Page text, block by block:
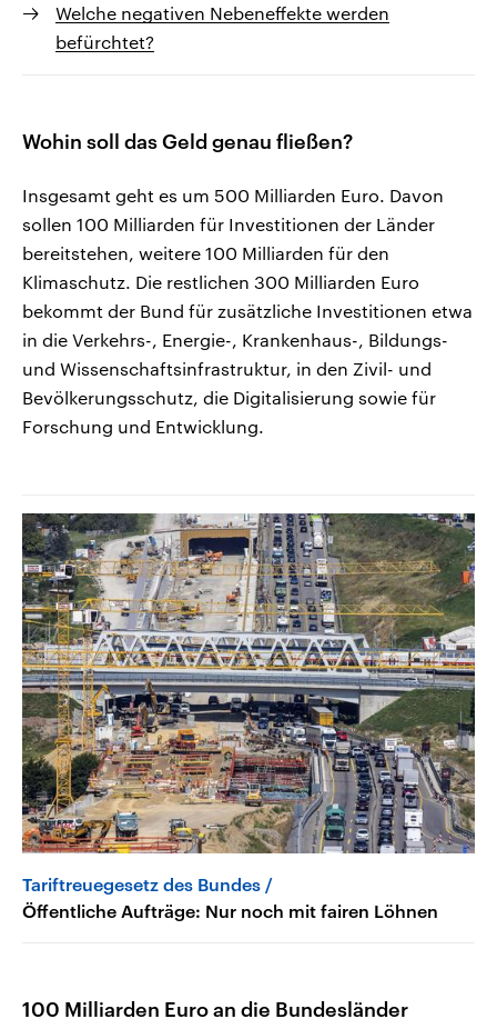
Welche negativen Nebeneffekte werden
befürchtet?
Wohin soll das Geld genau fließen?
Insgesamt geht es um 500 Milliarden Euro. Davon
sollen 100 Milliarden für Investitionen der Länder
bereitstehen, weitere 100 Milliarden für den
Klimaschutz. Die restlichen 300 Milliarden Euro
bekommt der Bund für zusätzliche Investitionen etwa
in die Verkehrs-, Energie-, Krankenhaus-, Bildungs-
und Wissenschaftsinfrastruktur, in den Zivil- und
Bevölkerungsschutz, die Digitalisierung sowie für
Forschung und Entwicklung.
Tariftreuegesetz des Bundes
Öffentliche Aufträge: Nur noch mit fairen Löhnen
100 Milliarden Euro an die Bundesländer